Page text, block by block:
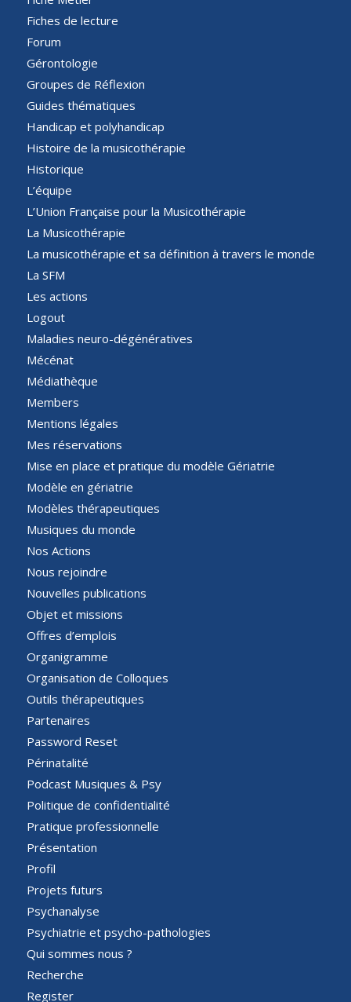
Fiches de lecture
Forum
Gérontologie
Groupes de Réflexion
Guides thématiques
Handicap et polyhandicap
Histoire de la musicothérapie
Historique
L’équipe
L’Union Française pour la Musicothérapie
La Musicothérapie
La musicothérapie et sa définition à travers le monde
La SFM
Les actions
Logout
Maladies neuro-dégénératives
Mécénat
Médiathèque
Members
Mentions légales
Mes réservations
Mise en place et pratique du modèle Gériatrie
Modèle en gériatrie
Modèles thérapeutiques
Musiques du monde
Nos Actions
Nous rejoindre
Nouvelles publications
Objet et missions
Offres d’emplois
Organigramme
Organisation de Colloques
Outils thérapeutiques
Partenaires
Password Reset
Périnatalité
Podcast Musiques & Psy
Politique de confidentialité
Pratique professionnelle
Présentation
Profil
Projets futurs
Psychanalyse
Psychiatrie et psycho-pathologies
Qui sommes nous ?
Recherche
Register